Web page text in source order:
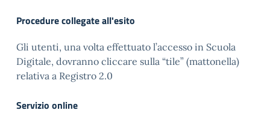
Procedure collegate all'esito
Gli utenti, una volta effettuato l’accesso in Scuola
Digitale, dovranno cliccare sulla “tile” (mattonella)
relativa a Registro 2.0
Servizio online